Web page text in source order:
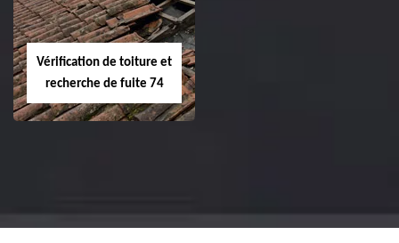
Vérification de toiture et
recherche de fuite 74